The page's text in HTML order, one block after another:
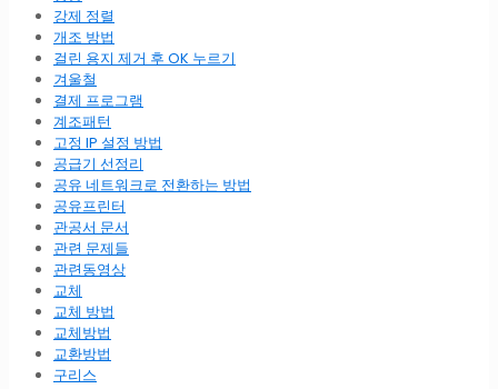
강제 정렬
개조 방법
걸린 용지 제거 후 OK 누르기
겨울철
결제 프로그램
계조패턴
고정 IP 설정 방법
공급기 선정리
공유 네트워크로 전환하는 방법
공유프린터
관공서 문서
관련 문제들
관련동영상
교체
교체 방법
교체방법
교환방법
구리스